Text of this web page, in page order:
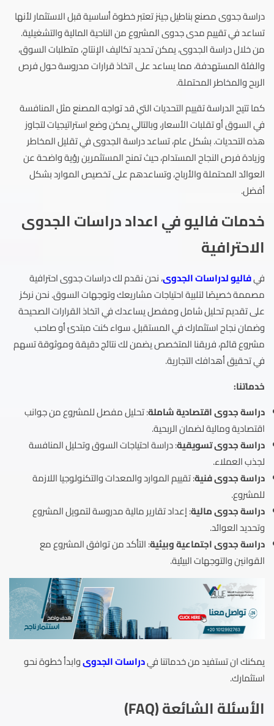
دراسة جدوى مصنع بناطيل جينز تعتبر خطوة أساسية قبل الاستثمار لأنها
تساعد في تقييم مدى جدوى المشروع من الناحية المالية والتشغيلية.
من خلال دراسة الجدوى، يمكن تحديد تكاليف الإنتاج، متطلبات السوق،
والفئة المستهدفة، مما يساعد على اتخاذ قرارات مدروسة حول فرص
الربح والمخاطر المحتملة.
كما تتيح الدراسة تقييم التحديات التي قد تواجه المصنع مثل المنافسة
في السوق أو تقلبات الأسعار، وبالتالي يمكن وضع استراتيجيات لتجاوز
هذه التحديات. بشكل عام، تساعد دراسة الجدوى في تقليل المخاطر
وزيادة فرص النجاح المستدام، حيث تمنح المستثمرين رؤية واضحة عن
العوائد المحتملة والأرباح، وتساعدهم على تخصيص الموارد بشكل
أفضل.
خدمات فاليو في اعداد دراسات الجدوى
الاحترافية
فيفاليو لدراسات الجدوى، نحن نقدم لك دراسات جدوى احترافية
مصممة خصيصًا لتلبية احتياجات مشاريعك وتوجهات السوق. نحن نركز
على تقديم تحليل شامل ومفصل يساعدك في اتخاذ القرارات الصحيحة
وضمان نجاح استثمارك في المستقبل. سواء كنت مبتدئ أو صاحب
مشروع قائم، فريقنا المتخصص يضمن لك نتائج دقيقة وموثوقة تسهم
في تحقيق أهدافك التجارية.
خدماتنا:
دراسة جدوى اقتصادية شاملة: تحليل مفصل للمشروع من جوانب
اقتصادية ومالية لضمان الربحية.
دراسة جدوى تسويقية: دراسة احتياجات السوق وتحليل المنافسة
لجذب العملاء.
دراسة جدوى فنية: تقييم الموارد والمعدات والتكنولوجيا اللازمة
للمشروع.
دراسة جدوى مالية: إعداد تقارير مالية مدروسة لتمويل المشروع
وتحديد العوائد.
دراسة جدوى اجتماعية وبيئية: التأكد من توافق المشروع مع
القوانين والتوجهات البيئية.
يمكنك ان تستفيد من خدماتنا فيدراسات الجدوىوابدأ خطوة نحو
استثمارك.
الأسئلة الشائعة (FAQ)